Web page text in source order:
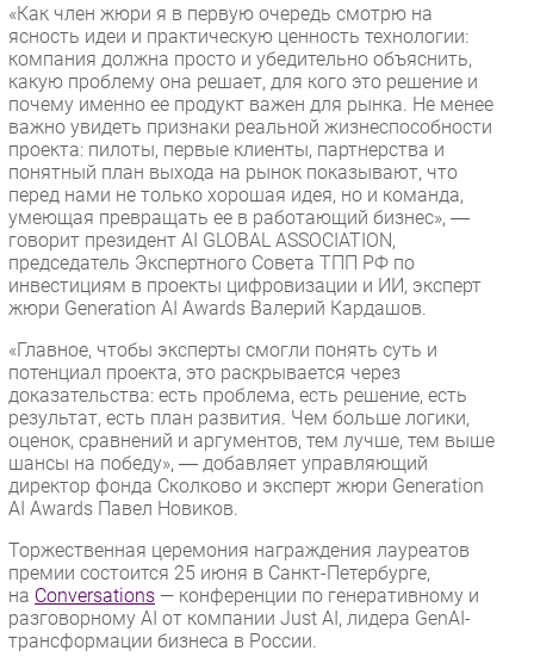
Тестовый стенд
Каталог компаний
«Как член жюри я в первую очередь смотрю на
ясность идеи и практическую ценность технологии:
компания должна просто и убедительно объяснить,
какую проблему она решает, для кого это решение и
почему именно ее продукт важен для рынка. Не менее
важно увидеть признаки реальной жизнеспособности
проекта: пилоты, первые клиенты, партнерства и
понятный план выхода на рынок показывают, что
перед нами не только хорошая идея, но и команда,
умеющая превращать ее в работающий бизнес», ―
говорит президент AI GLOBAL ASSOCIATION,
председатель Экспертного Совета ТПП РФ по
инвестициям в проекты цифровизации и ИИ, эксперт
жюри Generation AI Awards Валерий Кардашов.
«Главное, чтобы эксперты смогли понять суть и
потенциал проекта, это раскрывается через
доказательства: есть проблема, есть решение, есть
результат, есть план развития. Чем больше логики,
оценок, сравнений и аргументов, тем лучше, тем выше
шансы на победу», ― добавляет управляющий
директор фонда Сколково и эксперт жюри Generation
AI Awards Павел Новиков.
Торжественная церемония награждения лауреатов
премии состоится 25 июня в Санкт-Петербурге,
на Conversations — конференции по генеративному и
разговорному AI от компании Just AI, лидера GenAI-
трансформации бизнеса в России.